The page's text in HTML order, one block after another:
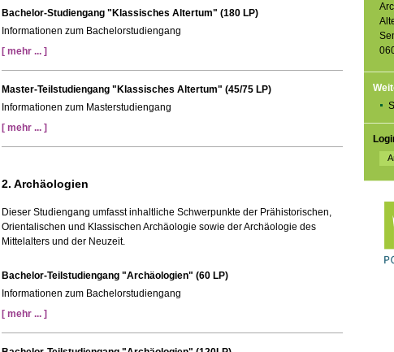
Bachelor-Studiengang "Klassisches Altertum" (180 LP)
Informationen zum Bachelorstudiengang
[ mehr ... ]
Master-Teilstudiengang "Klassisches Altertum" (45/75 LP)
Informationen zum Masterstudiengang
[ mehr ... ]
2. Archäologien
Dieser Studiengang umfasst inhaltliche Schwerpunkte der Prähistorischen,
Orientalischen und Klassischen Archäologie sowie der Archäologie des
Mittelalters und der Neuzeit.
Bachelor-Teilstudiengang "Archäologien" (60 LP)
Informationen zum Bachelorstudiengang
[ mehr ... ]